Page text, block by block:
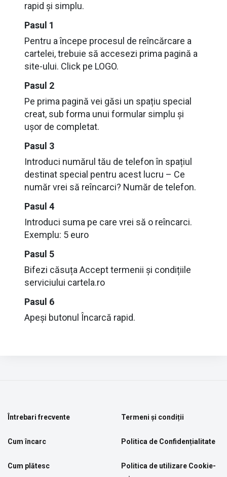
rapid și simplu.
Pasul 1
Pentru a începe procesul de reîncărcare a
cartelei, trebuie să accesezi prima pagină a
site-ului. Click pe LOGO.
Pasul 2
Pe prima pagină vei găsi un spațiu special
creat, sub forma unui formular simplu și
ușor de completat.
Pasul 3
Introduci numărul tău de telefon în spațiul
destinat special pentru acest lucru – Ce
număr vrei să reîncarci? Număr de telefon.
Pasul 4
Introduci suma pe care vrei să o reîncarci.
Exemplu: 5 euro
Pasul 5
Bifezi căsuța Accept termenii și condițiile
serviciului cartela.ro
Pasul 6
Apeși butonul Încarcă rapid.
Întrebari frecvente
Cum încarc
Cum plătesc
Termeni și condiții
Politica de Confidențialitate
Politica de utilizare Cookie-